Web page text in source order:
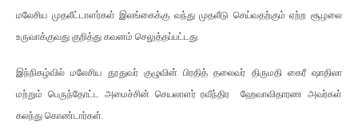
மலேசிய முதலீட்டாளர்கள் இலங்கைக்கு வந்து முதலீடு செய்வதற்கும் ஏற்ற சூழலை
உருவாக்குவது குறித்து கவனம் செலுத்தப்பட்டது.
இந்நிகழ்வில் மலேசிய தூதுவர் குழுவின் பிரதித் தலைவர் திருமதி கைரீ ஷாதிலா
மற்றும் பெருந்தோட்ட அமைச்சின் செயலாளர் ரவீந்திர ஹேவாவிதாரண அவர்கள்
கலந்து கொண்டார்கள்.